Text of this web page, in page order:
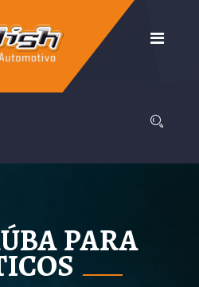
PARA